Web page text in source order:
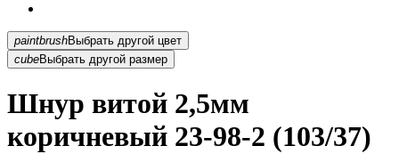
paintbrush
Выбрать другой цвет
cubeВыбрать другой размер
Шнур витой 2,5мм
коричневый 23-98-2 (103/37)